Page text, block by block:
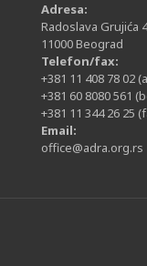
Adresa:
Radoslava Grujića 4
11000 Beograd
Telefon/fax:
+381 11 408 78 02
+381 60 8080 561
+381 11 344 26 25
Email:
office@adra.org.rs